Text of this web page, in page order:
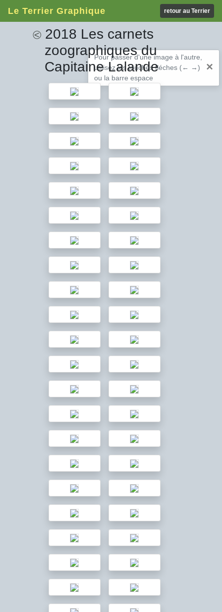
Le Terrier Graphique retour au Terrier
Pour passer d'une image à l'autre,
utilisez les touches fléches (← →)
ou la barre espace
×
⧀2018 Les carnets
zoographiques du
Capitaine Lalande